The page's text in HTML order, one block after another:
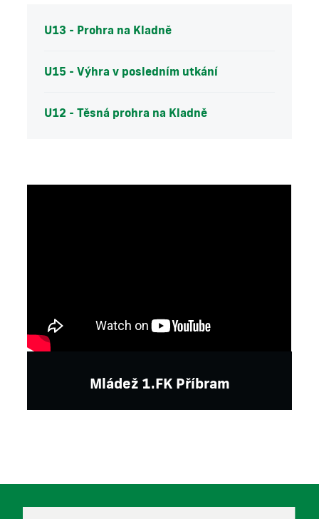
U13 - Prohra na Kladně
U15 - Výhra v posledním utkání
U12 - Těsná prohra na Kladně
Mládež 1.FK Příbram